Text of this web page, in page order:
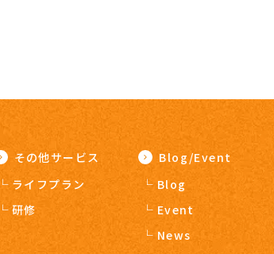
その他サービス
ライフプラン
研修
Blog/Event
Blog
Event
News